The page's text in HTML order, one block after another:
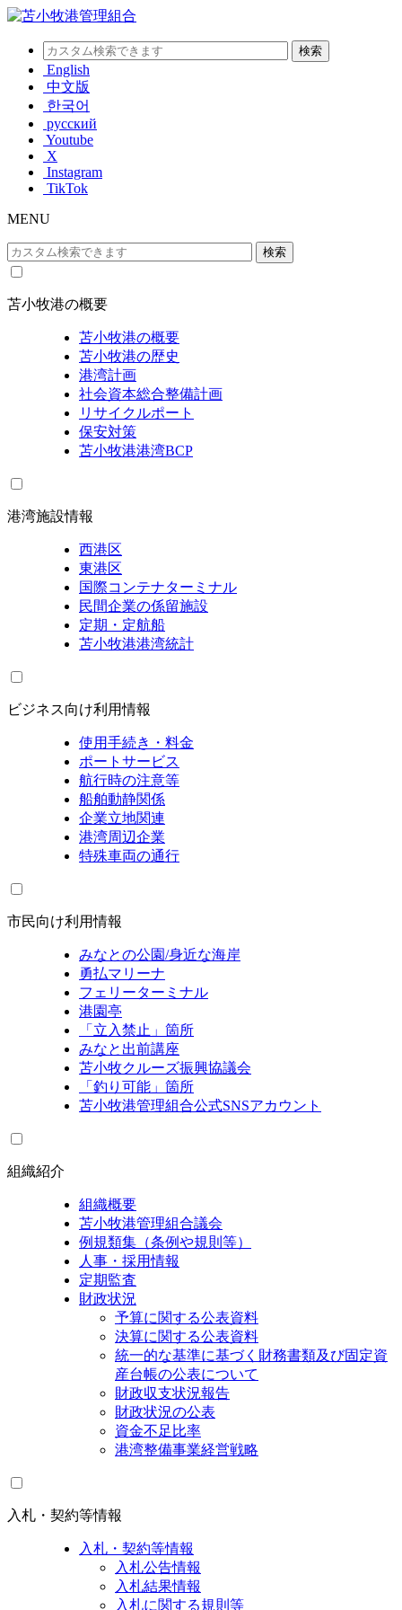
English
中文版
한국어
русский
Youtube
X
Instagram
TikTok
MENU
苫小牧港の概要
苫小牧港の概要
苫小牧港の歴史
港湾計画
社会資本総合整備計画
リサイクルポート
保安対策
苫小牧港港湾BCP
港湾施設情報
西港区
東港区
国際コンテナターミナル
民間企業の係留施設
定期・定航船
苫小牧港港湾統計
ビジネス向け利用情報
使用手続き・料金
ポートサービス
航行時の注意等
船舶動静関係
企業立地関連
港湾周辺企業
特殊車両の通行
市民向け利用情報
みなとの公園/身近な海岸
勇払マリーナ
フェリーターミナル
港園亭
「立入禁止」箇所
みなと出前講座
苫小牧クルーズ振興協議会
「釣り可能」箇所
苫小牧港管理組合公式SNSアカウント
組織紹介
組織概要
苫小牧港管理組合議会
例規類集（条例や規則等）
人事・採用情報
定期監査
財政状況
予算に関する公表資料
決算に関する公表資料
統一的な基準に基づく財務書類及び固定資
産台帳の公表について
財政収支状況報告
財政状況の公表
資金不足比率
港湾整備事業経営戦略
入札・契約等情報
入札・契約等情報
入札公告情報
入札結果情報
入札に関する規則等